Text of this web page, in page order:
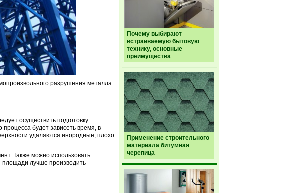
Почему выбирают
встраиваемую бытовую
технику, основные
преимущества
Применение строительного
материала битумная
черепица
разрушения металла
осуществить подготовку
процесса будет зависеть время, в
удаляются инородные, плохо
Также можно использовать
площади лучше производить